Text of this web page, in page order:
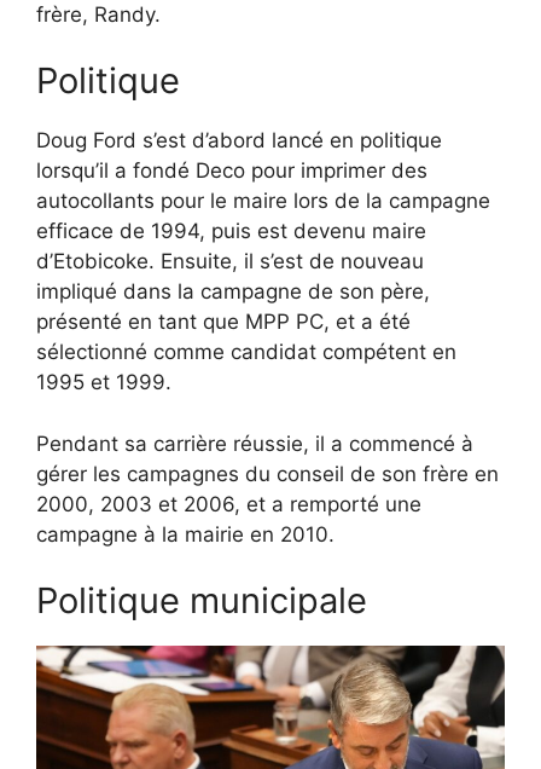
frère, Randy.
Politique
Doug Ford s’est d’abord lancé en politique
lorsqu’il a fondé Deco pour imprimer des
autocollants pour le maire lors de la campagne
efficace de 1994, puis est devenu maire
d’Etobicoke. Ensuite, il s’est de nouveau
impliqué dans la campagne de son père,
présenté en tant que MPP PC, et a été
sélectionné comme candidat compétent en
1995 et 1999.
Pendant sa carrière réussie, il a commencé à
gérer les campagnes du conseil de son frère en
2000, 2003 et 2006, et a remporté une
campagne à la mairie en 2010.
Politique municipale